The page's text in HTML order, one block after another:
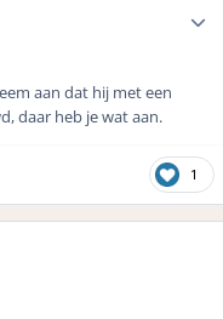
aan dat hij met een
daar heb je wat aan.
1